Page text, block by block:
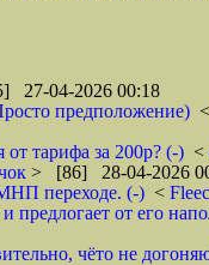
27-04-2026 00:18
предположение) <
тарифа за 200р? (-) <
> [86] 28-04-2026
переходе. (-) <
предлогает от его
чёто не